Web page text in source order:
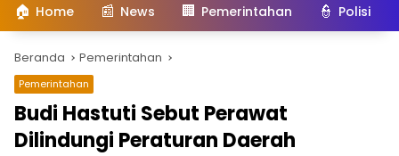
🏠 Home 📰 News 🏢 Pemerintahan 👮 Polisi
Beranda Pemerintahan
Pemerintahan
Budi Hastuti Sebut Perawat
Dilindungi Peraturan Daerah